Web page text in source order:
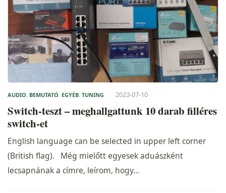
AUDIO, BEMUTATÓ, EGYÉB, TUNING 2023-07-10
Switch-teszt – meghallgattunk 10 darab filléres
switch-et
English language can be selected in upper left corner
(British flag). Még mielőtt egyesek aduászként
lecsapnának a címre, leírom, hogy…